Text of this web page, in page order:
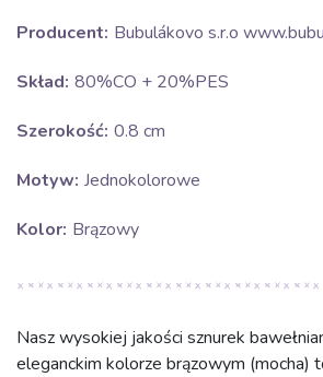
Producent: Bubulákovo s.r.o
Skład: 80%CO + 20%PES
Szerokość: 0.8 cm
Motyw: Jednokolorowe
Kolor: Brązowy
Nasz wysokiej jakości sznurek
eleganckim kolorze brązowym (mocha)